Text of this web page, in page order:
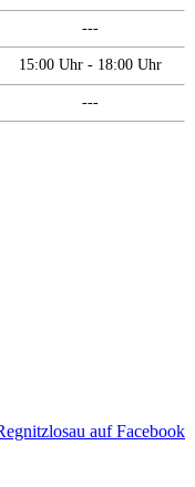
---
15:00 Uhr - 18:00 Uhr
---
auf Facebook